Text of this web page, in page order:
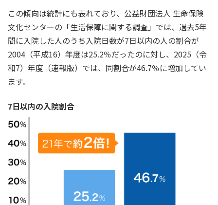
この傾向は統計にも表れており、公益財団法人 生命保険
文化センターの「生活保障に関する調査」では、過去5年
間に入院した人のうち入院日数が7日以内の人の割合が
2004（平成16）年度は25.2％だったのに対し、2025（令
和7）年度（速報版）では、同割合が46.7％に増加してい
ます。
7日以内の入院割合